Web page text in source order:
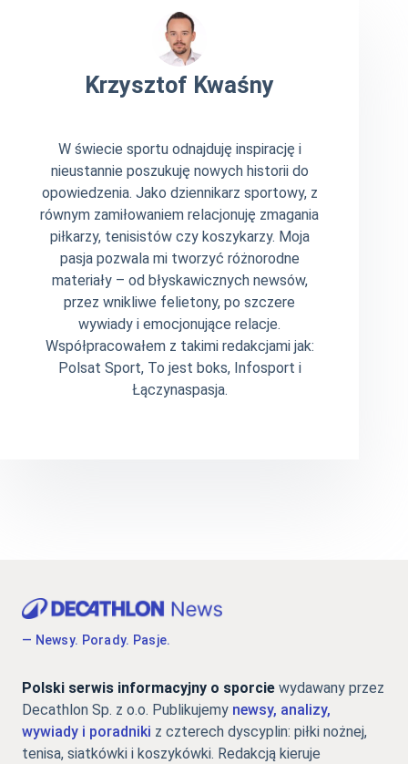
Krzysztof Kwaśny
W świecie sportu odnajduję inspirację i
nieustannie poszukuję nowych historii do
opowiedzenia. Jako dziennikarz sportowy, z
równym zamiłowaniem relacjonuję zmagania
piłkarzy, tenisistów czy koszykarzy. Moja
pasja pozwala mi tworzyć różnorodne
materiały – od błyskawicznych newsów,
przez wnikliwe felietony, po szczere
wywiady i emocjonujące relacje.
Współpracowałem z takimi redakcjami jak:
Polsat Sport, To jest boks, Infosport i
Łączynaspasja.
— Newsy. Porady. Pasje.
Polski serwis informacyjny o sporcie wydawany przez
Decathlon Sp. z o.o. Publikujemy newsy, analizy,
wywiady i poradniki z czterech dyscyplin: piłki nożnej,
tenisa, siatkówki i koszykówki. Redakcją kieruje